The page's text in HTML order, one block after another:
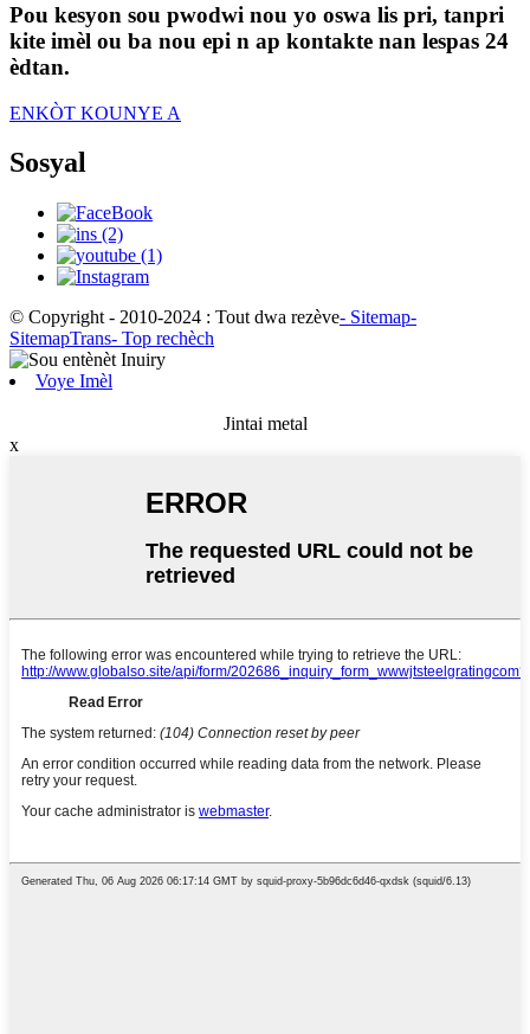
Pou kesyon sou pwodwi nou yo oswa lis pri, tanpri
kite imèl ou ba nou epi n ap kontakte nan lespas 24
èdtan.
ENKÒT KOUNYE A
Sosyal
© Copyright - 2010-2024 : Tout dwa rezève- Sitemap-
SitemapTrans- Top rechèch
Voye Imèl
Jintai metal
x